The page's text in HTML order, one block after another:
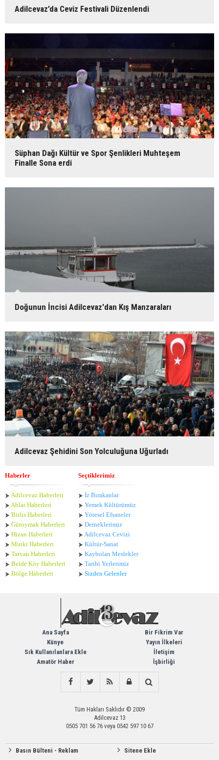
Adilcevaz’da Ceviz Festivali Düzenlendi
Süphan Dağı Kültür ve Spor Şenlikleri Muhteşem
Finalle Sona erdi
Doğunun İncisi Adilcevaz'dan Kış Manzaraları
Adilcevaz Şehidini Son Yolculuğuna Uğurladı
Haberler
Adilcevaz Haberleri
Ahlat Haberleri
Bitlis Haberleri
Güroymak Haberleri
Hizan Haberleri
Mutki Haberleri
Tatvan Haberleri
Belde Köy Haberleri
Bölge Haberleri
Seçtiklerimiz
İz Bırakanlar
Yemek Kültürümüz
Yöresel Efsaneler
Derneklerimiz
Adilcevaz Cevizi
Kültür-Sanat
Kaybolan Meslekler
Tarihi Yerlerimiz
Sizden Gelenler
Ana Sayfa
Künye
Sık Kullanılanlara Ekle
Amatör Haber
Bir Fikrim Var
Yayın İlkeleri
İletişim
İşbirliği
Tüm Hakları Saklıdır © 2009
Adilcevaz 13
0505 701 56 76 veya 0542 597 10 67
Basın Bülteni - Reklam
Sitene Ekle